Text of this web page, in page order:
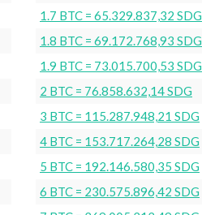
1.7 BTC = 65.329.837,32 SDG
1.8 BTC = 69.172.768,93 SDG
1.9 BTC = 73.015.700,53 SDG
2 BTC = 76.858.632,14 SDG
3 BTC = 115.287.948,21 SDG
4 BTC = 153.717.264,28 SDG
5 BTC = 192.146.580,35 SDG
6 BTC = 230.575.896,42 SDG